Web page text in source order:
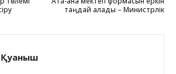
таңдай алады – Министрлік
Қуаныш